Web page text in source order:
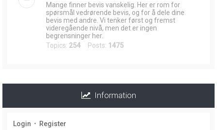
Mange finner bevis vanskelig. Her er rom for
spørsmål vedrørende bevis, og for å dele dine
bevis med andre. Vi tenker først og fremst
videregående nivå, men det er ingen
begrensninger her.
Topics: 254 Posts: 1475
Information
Login • Register